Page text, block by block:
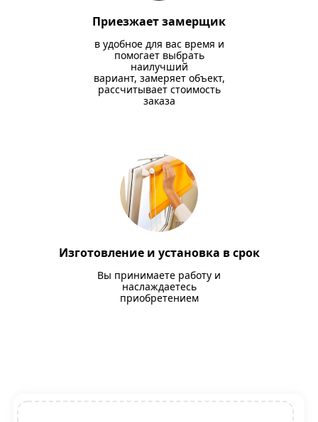
Приезжает замерщик
в удобное для вас время и
помогает выбрать
наилучший
вариант, замеряет объект,
рассчитывает стоимость
заказа
Изготовление и установка в срок
Вы принимаете работу и
наслаждаетесь
приобретением